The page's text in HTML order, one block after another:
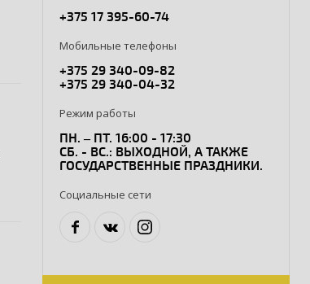
+375 17 395-60-74
Мобильные телефоны
+375 29 340-09-82
+375 29 340-04-32
Режим работы
ПН. – ПТ. 16:00 - 17:30
СБ. - ВС.: ВЫХОДНОЙ, А ТАКЖЕ
ГОСУДАРСТВЕННЫЕ ПРАЗДНИКИ.
Социальные сети